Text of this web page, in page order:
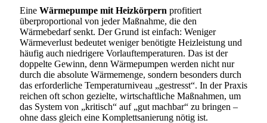
Eine Wärmepumpe mit Heizkörpern profitiert
überproportional von jeder Maßnahme, die den
Wärmebedarf senkt. Der Grund ist einfach: Weniger
Wärmeverlust bedeutet weniger benötigte Heizleistung und
häufig auch niedrigere Vorlauftemperaturen. Das ist der
doppelte Gewinn, denn Wärmepumpen werden nicht nur
durch die absolute Wärmemenge, sondern besonders durch
das erforderliche Temperaturniveau „gestresst“. In der Praxis
reichen oft schon gezielte, wirtschaftliche Maßnahmen, um
das System von „kritisch“ auf „gut machbar“ zu bringen –
ohne dass gleich eine Komplettsanierung nötig ist.